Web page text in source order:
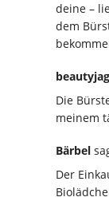
deine –
dem
Die
meinem
Bärbel
Der